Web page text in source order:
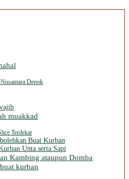
Depok
muakkad
Terdekat
Buat Kurban
Unta serta Sapi
Kambing ataupun Domba
kurban